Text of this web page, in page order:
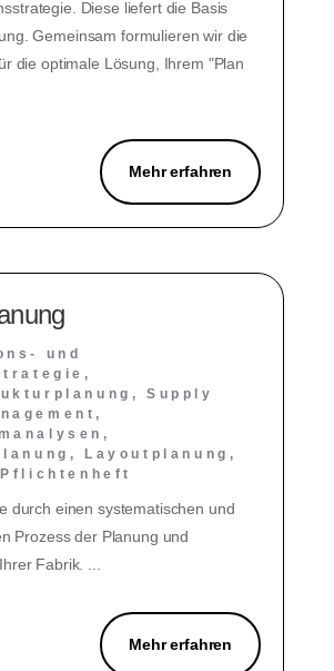
Diese liefert die Basis
Gemeinsam formulieren wir die
die optimale Lösung, Ihrem "Plan
Mehr erfahren
und
Supply
Layoutplanung,
durch einen systematischen und
Prozess der Planung und
Fabrik. ...
Mehr erfahren